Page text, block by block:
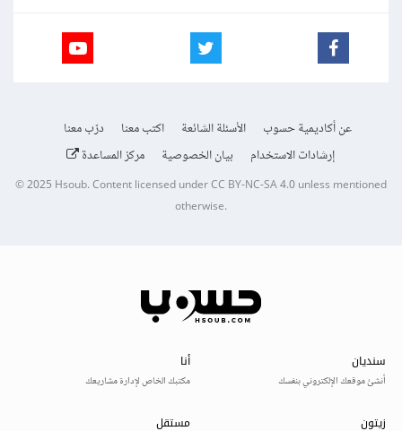
عن أكاديمية حسوب الأسئلة الشائعة اكتب معنا
درّب معنا
إرشادات الاستخدام
بيان الخصوصية مركز المساعدة
© 2025Hsoub.Content licensed underCC BY-NC-SA 4.0unless mentioned
otherwise.